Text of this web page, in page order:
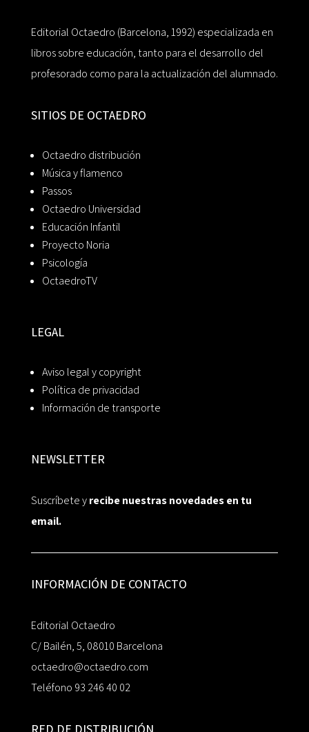
Editorial Octaedro (Barcelona, 1992) especializada en
libros sobre educación, tanto para el desarrollo del
profesorado como para la actualización del alumnado.
SITIOS DE OCTAEDRO
Octaedro distribución
Música y flamenco
Passos
Octaedro Universidad
Educación Infantil
Proyecto Noria
Psicología
OctaedroTV
LEGAL
Aviso legal y copyright
Política de privacidad
Información de transporte
NEWSLETTER
Suscríbete yrecibe nuestras novedades en tu
email.
INFORMACIÓN DE CONTACTO
Editorial Octaedro
C/ Bailén, 5, 08010 Barcelona
octaedro@octaedro.com
Teléfono 93 246 40 02
RED DE DISTRIBUCIÓN